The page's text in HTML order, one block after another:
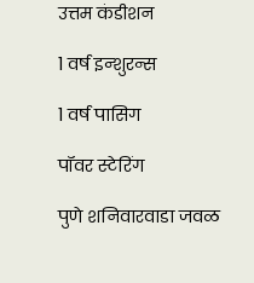
उत्तम कंडीशन
1 वर्ष इन्शुरन्स
1 वर्ष पासिग
पॉवर स्टेरिंग
पुणे शनिवारवाडा जवळ